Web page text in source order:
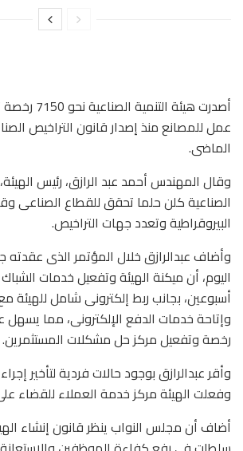
أصدرت هيئة
عمل للمصانع منذ إصدار قانون التراخيص
الماضى.
وقال المهندس أحمد عبد الرازق، رئيس
الصناعية كلن حلما تحقق للقطاع الصناعى
البيروقراطية وتعدد جهات التراخيص.
وأضاف عبدالرازق خلال المؤتمر الذى عقدته
اليوم، أن ميكنة الهيئة وتفعيل خدمات
أسبوعين، بجانب ربط إلكترونى شامل للهيئة
وإتاحة خدمات الدفع الإلكترونى، مما يسهل
رخصة وتفعيل مركز حل مشكلات المستثمرين.
وأقر عبدالرازق بوجود حالات فردية لتأخير
وفعلت الهيئة مركز خدمة العملاء للقضاء
أضاف أن مجلس النواب ينظر قانون إنشاء